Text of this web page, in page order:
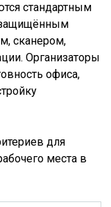
стандартным
сканером,
Организаторы
офиса,
для
места в